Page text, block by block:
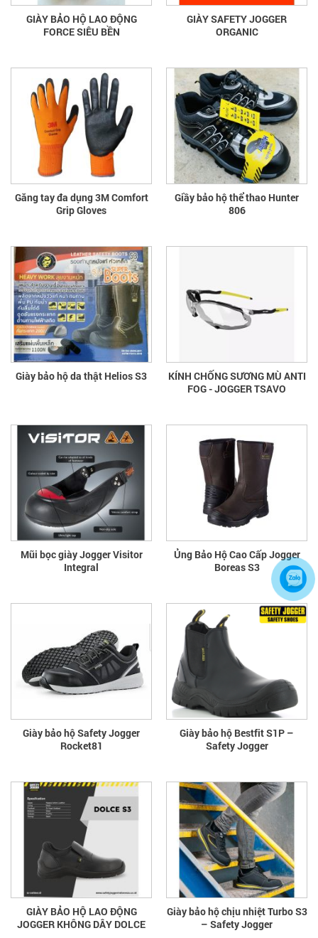
GIÀY BẢO HỘ LAO ĐỘNG
FORCE SIÊU BỀN
GIÀY SAFETY JOGGER
ORGANIC
Găng tay đa dụng 3M Comfort
Grip Gloves
Giầy bảo hộ thể thao Hunter
806
Giày bảo hộ da thật Helios S3
KÍNH CHỐNG SƯƠNG MÙ ANTI
FOG - JOGGER TSAVO
Mũi bọc giày Jogger Visitor
Integral
Ủng Bảo Hộ Cao Cấp Jogger
Boreas S3
Giày bảo hộ Safety Jogger
Rocket81
Giày bảo hộ Bestfit S1P –
Safety Jogger
GIÀY BẢO HỘ LAO ĐỘNG
JOGGER KHÔNG DÂY DOLCE
Giày bảo hộ chịu nhiệt Turbo S3
– Safety Jogger